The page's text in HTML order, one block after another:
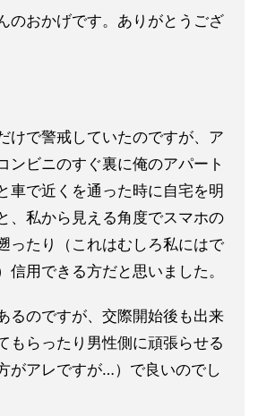
のおかげです。ありがとうござ
けで警戒していたのですが、ア
ンビニのすぐ裏に俺のアパート
車で近くを通った時に自宅を明
、私から見える角度でスマホの
ったり（これはむしろ私にはで
信用 できる方だと思いました。
るのですが、交際開始後も出来
もらったり男性側に頑張らせる
がアレですが…） で良いのでし